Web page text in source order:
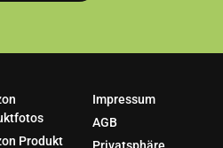
Produkt
Impressum
AGB
Privatsphäre